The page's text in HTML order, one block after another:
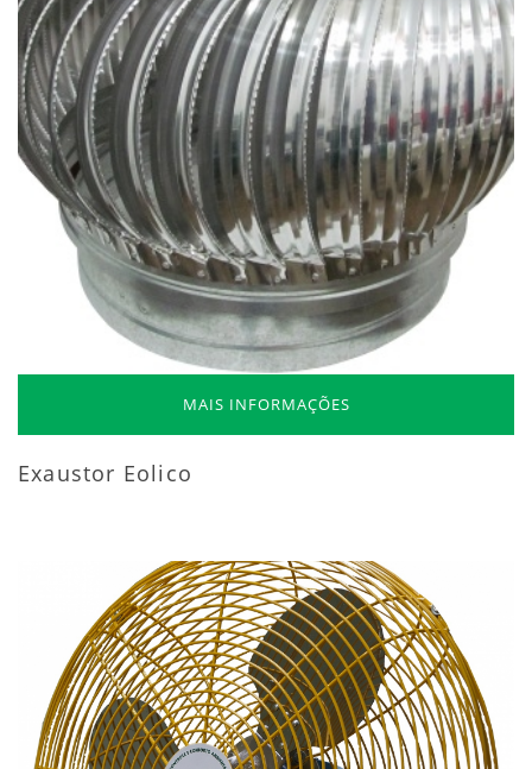
MAIS INFORMAÇÕES
Exaustor Eolico